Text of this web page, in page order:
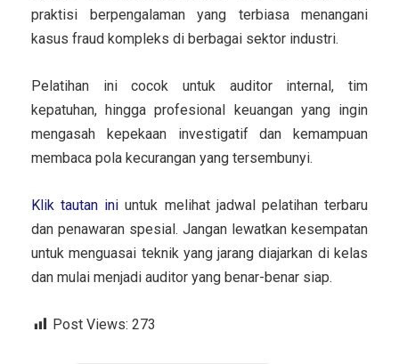
praktisi berpengalaman yang terbiasa menangani
kasus fraud kompleks di berbagai sektor industri.
Pelatihan ini cocok untuk auditor internal, tim
kepatuhan, hingga profesional keuangan yang ingin
mengasah kepekaan investigatif dan kemampuan
membaca pola kecurangan yang tersembunyi.
Klik tautan ini untuk melihat jadwal pelatihan terbaru
dan penawaran spesial. Jangan lewatkan kesempatan
untuk menguasai teknik yang jarang diajarkan di kelas
dan mulai menjadi auditor yang benar-benar siap.
Post Views: 273